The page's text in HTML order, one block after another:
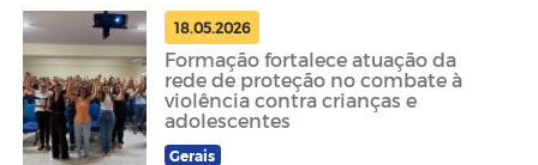
18.05.2026
Formação fortalece atuação da
rede de proteção no combate à
violência contra crianças e
adolescentes
Gerais